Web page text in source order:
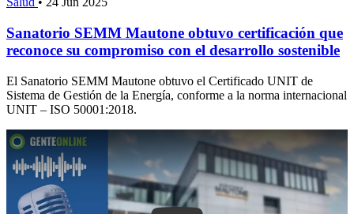
Sanatorio SEMM Mautone obtuvo certificación que
reconoce su compromiso con el desarrollo sostenible
El Sanatorio SEMM Mautone obtuvo el Certificado UNIT de
Sistema de Gestión de la Energía, conforme a la norma internacional
UNIT – ISO 50001:2018.